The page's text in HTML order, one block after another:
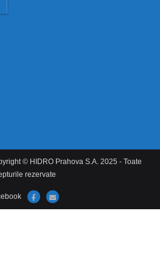
© HIDRO Prahova S.A. 2025 - Toate
rezervate